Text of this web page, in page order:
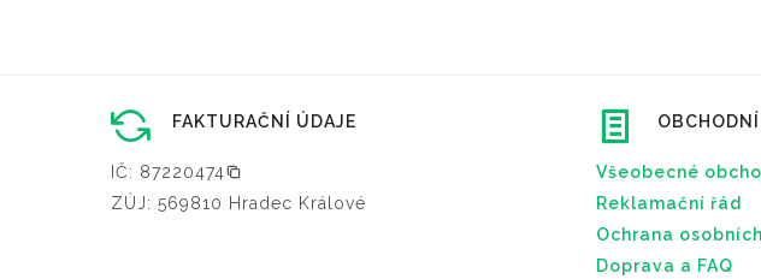
FAKTURAČNÍ ÚDAJE
IČ: 87220474
ZÚJ: 569810 Hradec Králové
Všeobecné
Reklamační řád
Ochrana
Doprava a FAQ